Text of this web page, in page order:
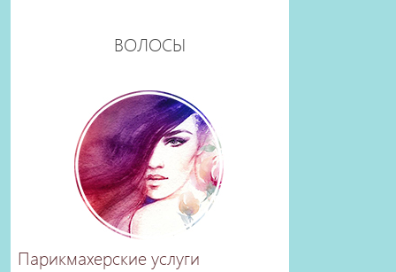
ВОЛОСЫ
Парикмахерские услуги